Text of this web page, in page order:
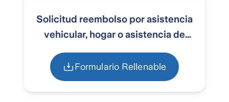
Solicitud reembolso por asistencia
vehicular, hogar o asistencia de
viaje
Formulario Rellenable